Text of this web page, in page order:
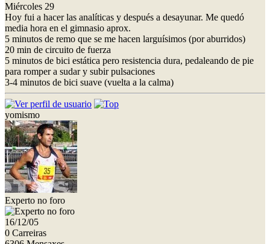
Miércoles 29
Hoy fui a hacer las analíticas y después a desayunar. Me quedó
media hora en el gimnasio aprox.
5 minutos de remo que se me hacen larguísimos (por aburridos)
20 min de circuito de fuerza
5 minutos de bici estática pero resistencia dura, pedaleando de pie
para romper a sudar y subir pulsaciones
3-4 minutos de bici suave (vuelta a la calma)
yomismo
Experto no foro
16/12/05
0 Carreiras